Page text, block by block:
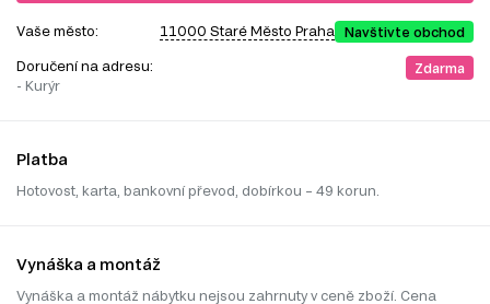
Vaše město: 11000 Staré Město Praha Navštivte obchod
Doručení na adresu:
- Kurýr
Zdarma
Platba
Hotovost, karta, bankovní převod, dobírkou – 49 korun.
Vynáška a montáž
Vynáška a montáž nábytku nejsou zahrnuty v ceně zboží. Cena